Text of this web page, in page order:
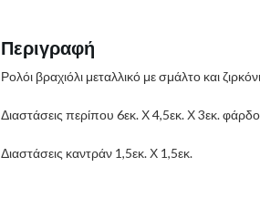
Περιγραφή
Ρολόι βραχιόλι μεταλλικό με σμάλτο και
Διαστάσεις περίπου 6εκ. Χ 4,5εκ. Χ 3εκ.
Διαστάσεις καντράν 1,5εκ. Χ 1,5εκ.